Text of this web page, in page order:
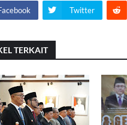
Twitter
TERKAIT